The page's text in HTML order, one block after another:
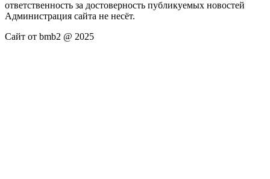
ответственность за достоверность публикуемых новостей
Администрация сайта не несёт.
Сайт от bmb2 @ 2025